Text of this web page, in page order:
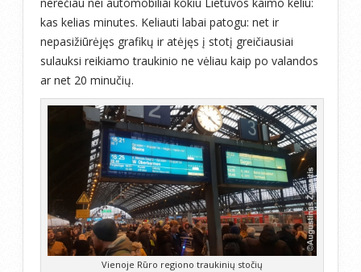
kas kelias minutes. Keliauti labai patogu: net ir
nepasižiūrėjęs grafikų ir atėjęs į stotį greičiausiai
sulauksi reikiamo traukinio ne vėliau kaip po valandos
ar net 20 minučių.
Vienoje Rūro regiono traukinių stočių